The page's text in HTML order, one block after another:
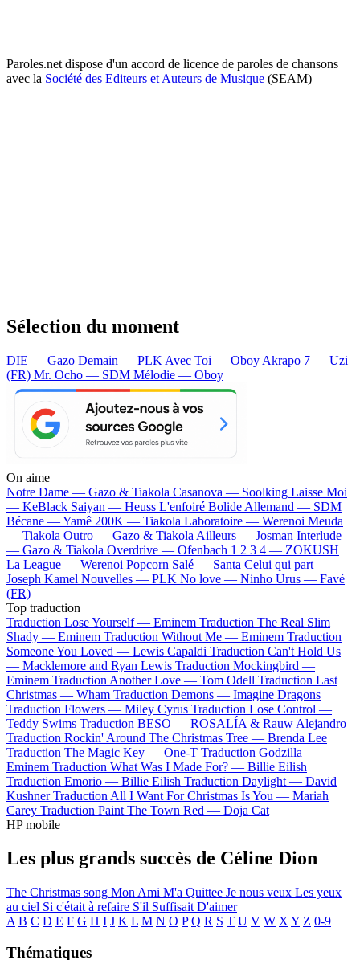
Paroles.net dispose d'un accord de licence de paroles de chansons
avec la Société des Editeurs et Auteurs de Musique (SEAM)
Sélection du moment
DIE — Gazo Demain — PLK Avec Toi — Oboy Akrapo 7 — Uzi
(FR) Mr. Ocho — SDM Mélodie — Oboy
On aime
Notre Dame — Gazo & Tiakola Casanova — Soolking Laisse Moi
— KeBlack Saiyan — Heuss L'enfoiré Bolide Allemand — SDM
Bécane —Yamê 200K — Tiakola Laboratoire — Werenoi Meuda
— Tiakola Outro — Gazo & Tiakola Ailleurs — Josman Interlude
— Gazo & Tiakola Overdrive — Ofenbach 1 2 3 4 — ZOKUSH
La League — Werenoi Popcorn Salé — Santa Celui qui part —
Joseph Kamel Nouvelles — PLK No love — Ninho Urus — Favé
(FR)
Top traduction
Traduction Lose Yourself — Eminem Traduction The Real Slim
Shady — Eminem Traduction Without Me — Eminem Traduction
Someone You Loved — Lewis Capaldi Traduction Can't Hold Us
— Macklemore and Ryan Lewis Traduction Mockingbird —
Eminem Traduction Another Love — Tom Odell Traduction Last
Christmas — Wham Traduction Demons — Imagine Dragons
Traduction Flowers — Miley Cyrus Traduction Lose Control —
Teddy Swims Traduction BESO — ROSALÍA & Rauw Alejandro
Traduction Rockin' Around The Christmas Tree — Brenda Lee
Traduction The Magic Key — One-T Traduction Godzilla —
Eminem Traduction What Was I Made For? — Billie Eilish
Traduction Emorio — Billie Eilish Traduction Daylight — David
Kushner Traduction All I Want For Christmas Is You — Mariah
Carey Traduction Paint The Town Red — Doja Cat
HP mobile
Les plus grands succès de Céline Dion
The Christmas song Mon Ami M'a Quittee Je nous veux Les yeux
au ciel Si c'était à refaire S'il Suffisait D'aimer
A B C D E F G H I J K L M N O P Q R S T U V W X Y Z 0-9
Thématiques